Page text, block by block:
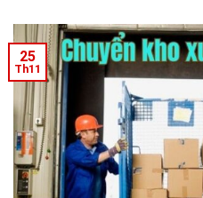
25
Th11